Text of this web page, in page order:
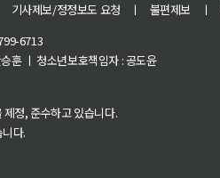
기사제보/정정보도 요청 ㅣ 불편제보 ㅣ
6713
훈 ㅣ 청소년보호책임자 : 공도윤
제정, 준수하고 있습니다.
다.